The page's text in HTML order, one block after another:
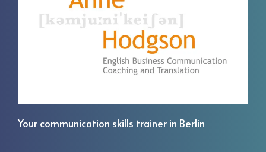
Your communication skills trainer in Berlin